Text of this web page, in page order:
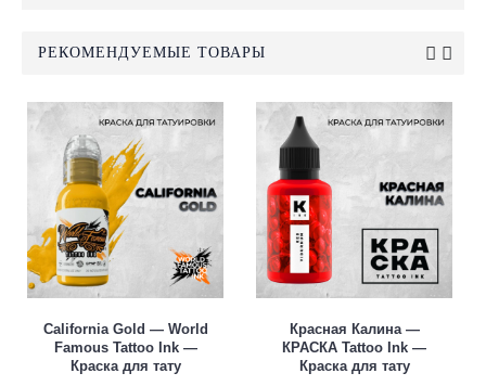
РЕКОМЕНДУЕМЫЕ ТОВАРЫ
California Gold — World
Famous Tattoo Ink —
Краска для тату
Красная Калина —
КРАСКА Tattoo Ink —
Краска для тату